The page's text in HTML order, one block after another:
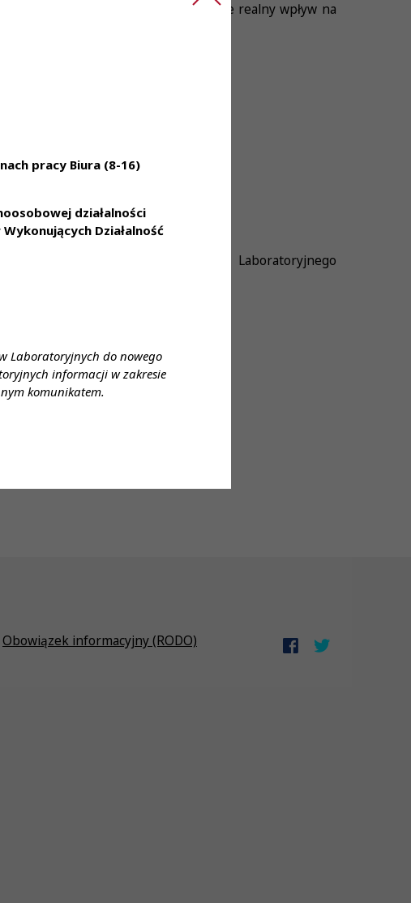
pracy Biura (8-16)
działalności
Działalność
Laboratoryjnych do nowego
informacji w zakresie
komunikatem.
odpowiedzialne decyzje mające realny wpływ na
wykonywania zawodu Diagnosty Laboratoryjnego
Obowiązek informacyjny (RODO)